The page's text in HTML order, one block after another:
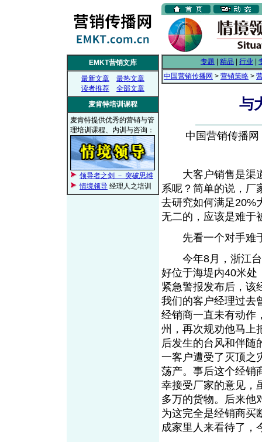
EMKT营销文库
最新文章
最热文章
读者推荐
全部文章
麦肯特培训课程
麦肯特提供优秀的营销与管
理培训课程、内训与咨询：
领导者之剑 － 突破思维
情境领导 经理人之培训
专题 精品 行业
中国营销传播网 > 营销策略 >
与
中国营销传播
大客户销售是渠道
系呢？简单的说，厂
去研究如何满足20%
无二的，应该是难
先看一个对手难
今年8月，浙江台
好位于海堤内40米处
紧急警报发布后，该
我们的客户经理过去
经销商一直未有动作
州，再次规劝他马上
后发生的台风和伴随
一客户遭受了灭顶之
荡产。事后这个经销
幸接受厂家的意见，
多万的货物。后来他
为这完全是经销商买
成家里人来看待了